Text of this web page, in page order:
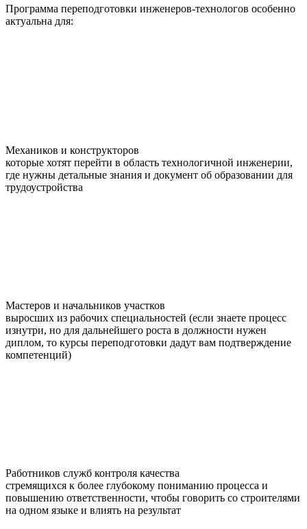
Программа переподготовки инженеров-технологов особенно
актуальна для:
Механиков и конструкторов
которые хотят перейти в область технологичной инженерии,
где нужны детальные знания и документ об образовании для
трудоустройства
Мастеров и начальников участков
выросших из рабочих специальностей (если знаете процесс
изнутри, но для дальнейшего роста в должности нужен
диплом, то курсы переподготовки дадут вам подтверждение
компетенций)
Работников служб контроля качества
стремящихся к более глубокому пониманию процесса и
повышению ответственности, чтобы говорить со строителями
на одном языке и влиять на результат